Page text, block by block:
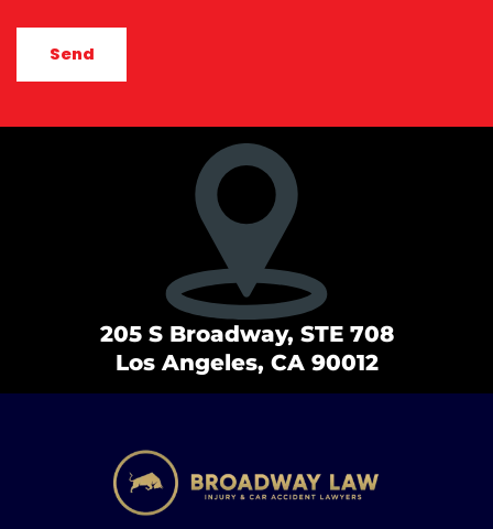
205 S Broadway, STE 708
Los Angeles, CA 90012